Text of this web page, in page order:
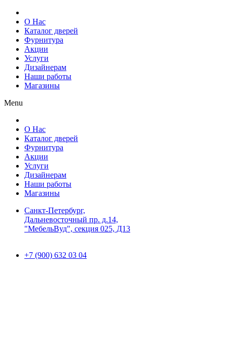
О Нас
Каталог дверей
Фурнитура
Акции
Услуги
Дизайнерам
Наши работы
Магазины
Menu
О Нас
Каталог дверей
Фурнитура
Акции
Услуги
Дизайнерам
Наши работы
Магазины
Санкт-Петербург,
Дальневосточный пр. д.14,
"МебельВуд", секция 025, Д13
+7 (900) 632 03 04